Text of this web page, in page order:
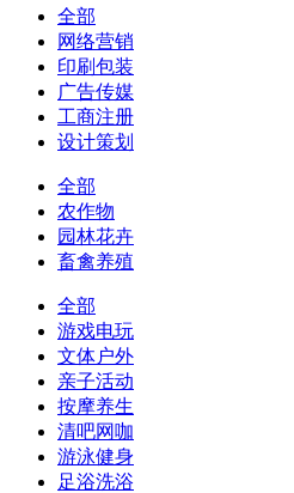
全部
网络营销
印刷包装
广告传媒
工商注册
设计策划
全部
农作物
园林花卉
畜禽养殖
全部
游戏电玩
文体户外
亲子活动
按摩养生
清吧网咖
游泳健身
足浴洗浴